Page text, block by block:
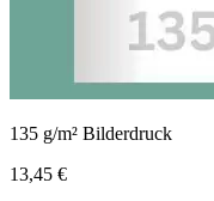
135 g/m² Bilderdruck
13,45 €